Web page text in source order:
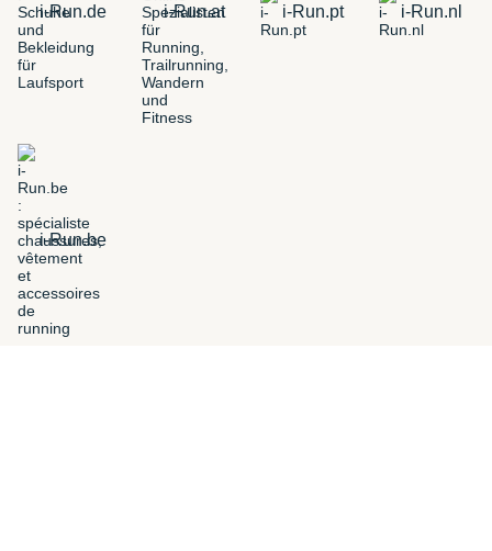
i-Run.de i-Run.at i-Run.pt i-Run.nl
i-Run.be